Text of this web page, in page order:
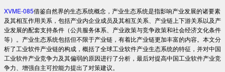
XVME-085借鉴自然界的生态系统概念，产业生态系统是指影响产业发展的诸要素
及其相互作用关系，包括产业内企业成员及其相互关系、产业链上下游关系以及产
业发展的配套支持条件（公共服务体系、产业政策与竞争政策和社会经济文化条件
等）。产业生态系统包括但不限于产业链，有着比产业链更加丰富的内容。本文分
析了工业软件产业链的构成，概括了全球工业软件产业生态系统的特征，并对中国
工业软件产业竞争力及其偏弱的原因进行了分析，最后对提高中国工业软件产业竞
争力、增强自主可控能力提出了对策建议。